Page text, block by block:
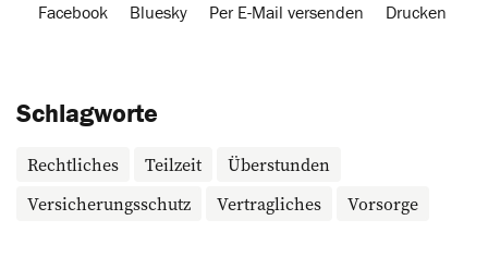
Facebook Bluesky Per E-Mail versenden Drucken
Schlagworte
Rechtliches Teilzeit
Überstunden
Versicherungsschutz
Vertragliches Vorsorge